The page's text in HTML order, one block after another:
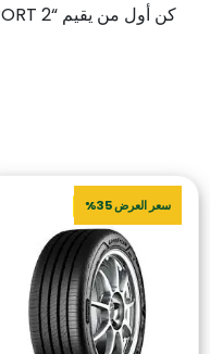
كن أول من يقيم “Goodyear 195/65 R15 EAGLE SPORT 2”
سعر العرض 35%